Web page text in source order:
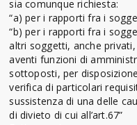
sia comunque richiesta:
“a) per i rapporti fra i
“b) per i rapporti fra i
altri soggetti, anche
aventi funzioni di
sottoposti, per
verifica di particolari
sussistenza di una delle
di divieto di cui all’art.67”